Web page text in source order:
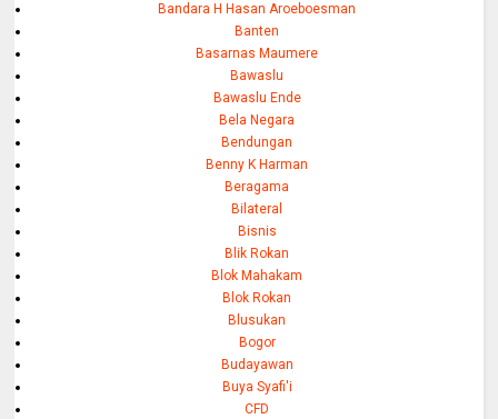
Bandara H Hasan Aroeboesman
Banten
Basarnas Maumere
Bawaslu
Bawaslu Ende
Bela Negara
Bendungan
Benny K Harman
Beragama
Bilateral
Bisnis
Blik Rokan
Blok Mahakam
Blok Rokan
Blusukan
Bogor
Budayawan
Buya Syafi'i
CFD